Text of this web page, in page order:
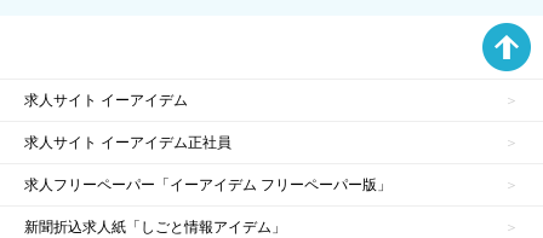
求人サイト イーアイデム
求人サイト イーアイデム正社員
求人フリーペーパー「イーアイデム フリーペーパー版」
新聞折込求人紙「しごと情報アイデム」